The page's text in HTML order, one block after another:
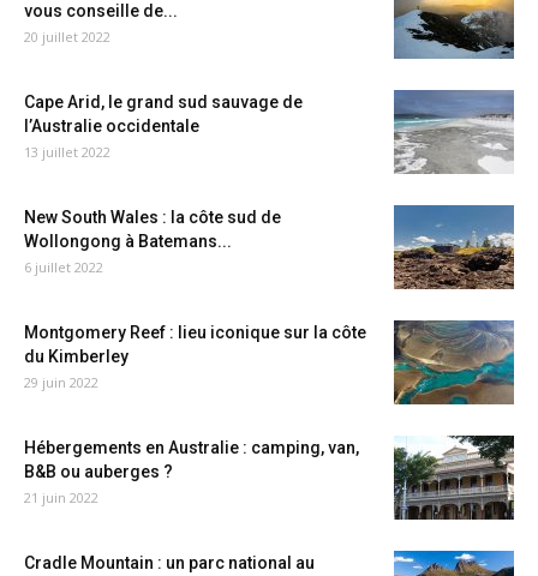
vous conseille de...
20 juillet 2022
Cape Arid, le grand sud sauvage de
l’Australie occidentale
13 juillet 2022
New South Wales : la côte sud de
Wollongong à Batemans...
6 juillet 2022
Montgomery Reef : lieu iconique sur la côte
du Kimberley
29 juin 2022
Hébergements en Australie : camping, van,
B&B ou auberges ?
21 juin 2022
Cradle Mountain : un parc national au